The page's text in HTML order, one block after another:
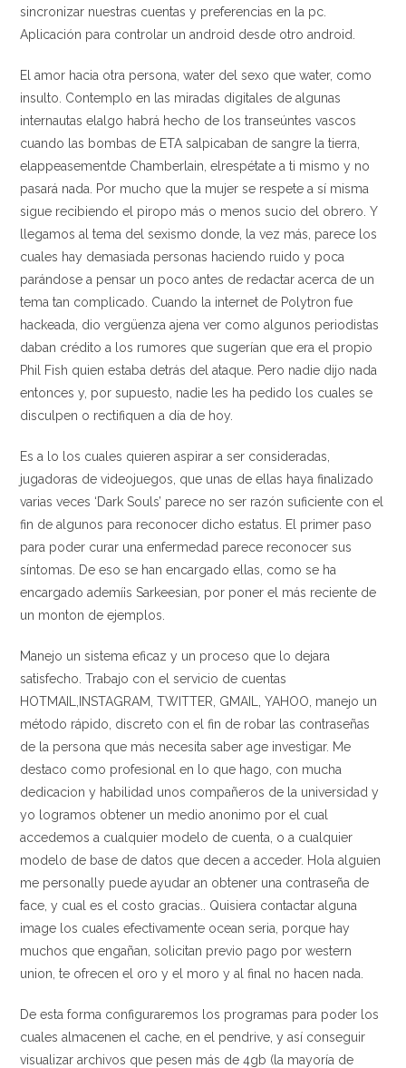
sincronizar nuestras cuentas y preferencias en la pc.
Aplicación para controlar un android desde otro android.
El amor hacia otra persona, water del sexo que water, como
insulto. Contemplo en las miradas digitales de algunas
internautas elalgo habrá hecho de los transeúntes vascos
cuando las bombas de ETA salpicaban de sangre la tierra,
elappeasementde Chamberlain, elrespétate a ti mismo y no
pasará nada. Por mucho que la mujer se respete a sí misma
sigue recibiendo el piropo más o menos sucio del obrero. Y
llegamos al tema del sexismo donde, la vez más, parece los
cuales hay demasiada personas haciendo ruido y poca
parándose a pensar un poco antes de redactar acerca de un
tema tan complicado. Cuando la internet de Polytron fue
hackeada, dio vergüenza ajena ver como algunos periodistas
daban crédito a los rumores que sugerían que era el propio
Phil Fish quien estaba detrás del ataque. Pero nadie dijo nada
entonces y, por supuesto, nadie les ha pedido los cuales se
disculpen o rectifiquen a día de hoy.
Es a lo los cuales quieren aspirar a ser consideradas,
jugadoras de videojuegos, que unas de ellas haya finalizado
varias veces ‘Dark Souls’ parece no ser razón suficiente con el
fin de algunos para reconocer dicho estatus. El primer paso
para poder curar una enfermedad parece reconocer sus
síntomas. De eso se han encargado ellas, como se ha
encargado ademí¡s Sarkeesian, por poner el más reciente de
un monton de ejemplos.
Manejo un sistema eficaz y un proceso que lo dejara
satisfecho. Trabajo con el servicio de cuentas
HOTMAIL,INSTAGRAM, TWITTER, GMAIL, YAHOO, manejo un
método rápido, discreto con el fin de robar las contraseñas
de la persona que más necesita saber age investigar. Me
destaco como profesional en lo que hago, con mucha
dedicacion y habilidad unos compañeros de la universidad y
yo logramos obtener un medio anonimo por el cual
accedemos a cualquier modelo de cuenta, o a cualquier
modelo de base de datos que decen a acceder. Hola alguien
me personally puede ayudar an obtener una contraseña de
face, y cual es el costo gracias.. Quisiera contactar alguna
image los cuales efectivamente ocean seria, porque hay
muchos que engañan, solicitan previo pago por western
union, te ofrecen el oro y el moro y al final no hacen nada.
De esta forma configuraremos los programas para poder los
cuales almacenen el cache, en el pendrive, y así conseguir
visualizar archivos que pesen más de 4gb (la mayoría de